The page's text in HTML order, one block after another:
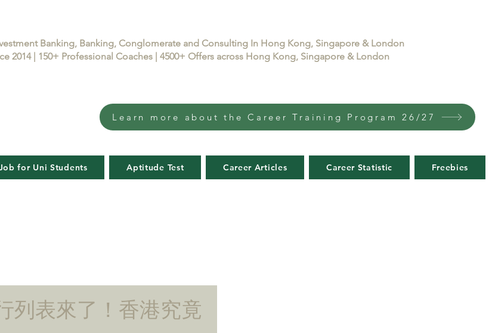
Banking, Banking, Conglomerate and Consulting In Hong Kong, Singapore & London
2014 | 150+ Professional Coaches | 4500+ Offers across Hong Kong, Singapore & London
Learn more about the Career Training Program 26/27
for Uni Students Aptitude Test Career Articles Career Statistic Freebies
列表來了！香港究竟